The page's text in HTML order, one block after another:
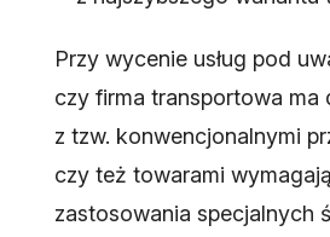
Przy wycenie usług pod
czy firma transportowa ma
z tzw. konwencjonalnymi
czy też towarami
zastosowania specjalnych